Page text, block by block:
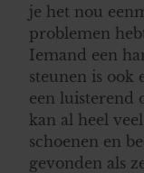
je het nou
problemen
Iemand een
steunen is ook
een luisterend
kan al heel
schoenen en
gevonden als